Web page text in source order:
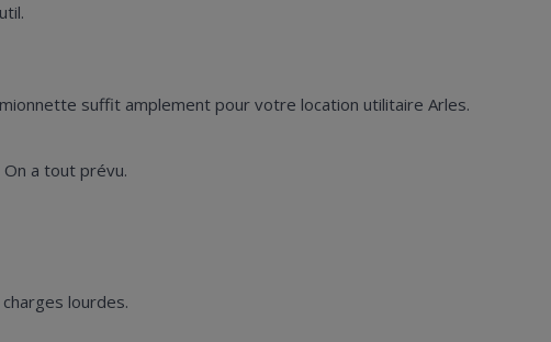
suffit amplement pour votre location utilitaire Arles.
a tout prévu.
lourdes.